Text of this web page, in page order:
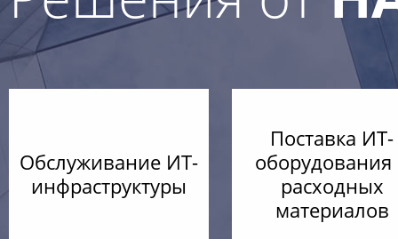
Обслуживание ИТ-
инфраструктуры
Поставка ИТ-
оборудования
расходных
материалов